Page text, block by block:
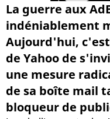
La guerre aux
indéniablement
Aujourd'hui,
de Yahoo de
une mesure
de sa boîte mail
bloqueur de